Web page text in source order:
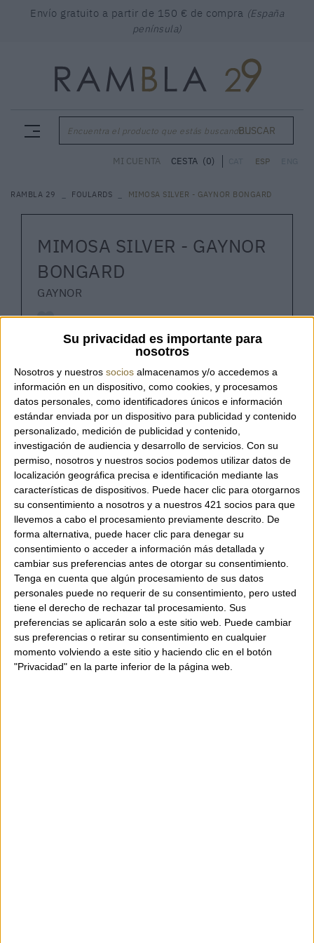
Su privacidad es importante para
nosotros
Nosotros y nuestros socios almacenamos y/o accedemos a
información en un dispositivo, como cookies, y procesamos
datos personales, como identificadores únicos e información
estándar enviada por un dispositivo para publicidad y contenido
personalizado, medición de publicidad y contenido,
investigación de audiencia y desarrollo de servicios. Con su
permiso, nosotros y nuestros socios podemos utilizar datos de
localización geográfica precisa e identificación mediante las
características de dispositivos. Puede hacer clic para otorgarnos
su consentimiento a nosotros y a nuestros 421 socios para que
llevemos a cabo el procesamiento previamente descrito. De
forma alternativa, puede hacer clic para denegar su
consentimiento o acceder a información más detallada y
cambiar sus preferencias antes de otorgar su consentimiento.
Tenga en cuenta que algún procesamiento de sus datos
personales puede no requerir de su consentimiento, pero usted
tiene el derecho de rechazar tal procesamiento. Sus
preferencias se aplicarán solo a este sitio web. Puede cambiar
sus preferencias o retirar su consentimiento en cualquier
momento volviendo a este sitio y haciendo clic en el botón
"Privacidad" en la parte inferior de la página web.
Envío gratuito a partir de 150 € de compra (España
península)
Encuentra el producto que estás buscando...BUSCAR
ESP
MI CUENTA CESTA (0)
RAMBLA 29 FOULARDS MIMOSA SILVER - GAYNOR BONGARD
MIMOSA SILVER - GAYNOR
BONGARD
GAYNOR
Referencia:MIMOSA SILVER
Estola lisa con decoración de flor al tono de
la marca italiana Gaynor Bongard.
Disponible en dos colores.
Composición: 100% seda.
Tamaño: 66 x 200 cm.